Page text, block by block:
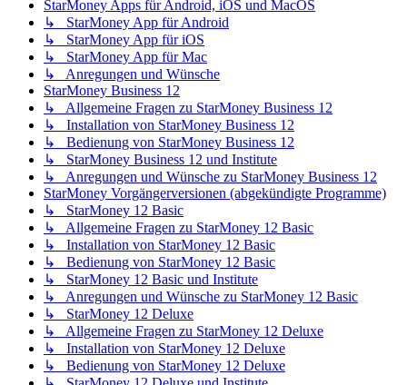
StarMoney Apps für Android, iOS und MacOS
↳ StarMoney App für Android
↳ StarMoney App für iOS
↳ StarMoney App für Mac
↳ Anregungen und Wünsche
StarMoney Business 12
↳ Allgemeine Fragen zu StarMoney Business 12
↳ Installation von StarMoney Business 12
↳ Bedienung von StarMoney Business 12
↳ StarMoney Business 12 und Institute
↳ Anregungen und Wünsche zu StarMoney Business 12
StarMoney Vorgängerversionen (abgekündigte Programme)
↳ StarMoney 12 Basic
↳ Allgemeine Fragen zu StarMoney 12 Basic
↳ Installation von StarMoney 12 Basic
↳ Bedienung von StarMoney 12 Basic
↳ StarMoney 12 Basic und Institute
↳ Anregungen und Wünsche zu StarMoney 12 Basic
↳ StarMoney 12 Deluxe
↳ Allgemeine Fragen zu StarMoney 12 Deluxe
↳ Installation von StarMoney 12 Deluxe
↳ Bedienung von StarMoney 12 Deluxe